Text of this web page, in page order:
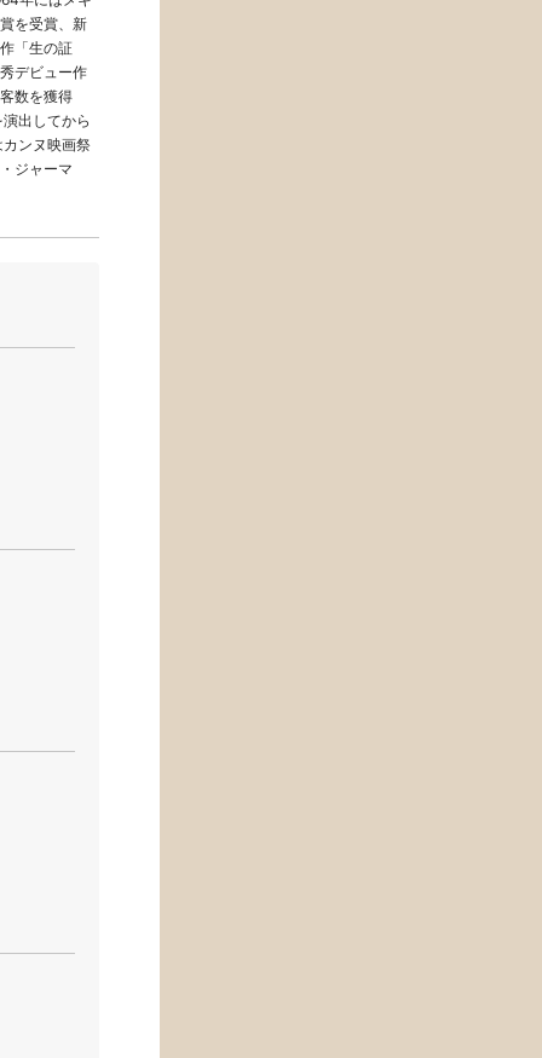
を受賞、新
「生の証
デビュー作
数を獲得
出してから
ンヌ映画祭
ジャーマ